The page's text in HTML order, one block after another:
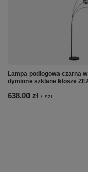
Lampa podłogowa czarna
dymione szklane klosze
638,00 zł / szt.